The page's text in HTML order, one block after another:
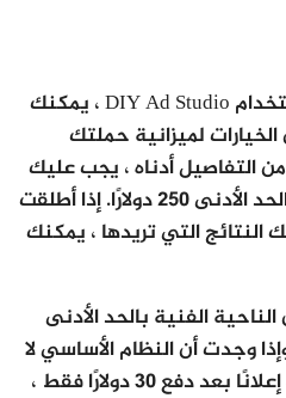
عند إعداد إعلان مبدئيًا باستخدام DIY Ad Studio ، يمكنك
لميزانية حملتك
التفاصيل أدناه ، يجب عليك
تحديد خيار مخصص لإدخال الحد الأدنى 250 دولارًا. إذا أطلقت
النتائج التي تريدها ، يمكنك
الفنية بالحد الأدنى
250 دولارًا ، وإذا وجدت أن النظام الأساسي لا
يعمل من أجلك، و إذا أوقفت إعلانًا بعد دفع 30 دولارًا فقط ،